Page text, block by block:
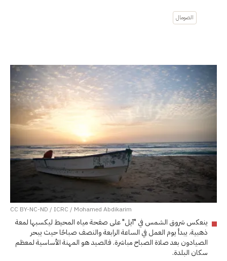
الصومال
CC BY-NC-ND / ICRC / Mohamed Abdikarim
ينعكس شروق الشمس في "آيل" على صفحة مياه المحيط ليكسبها لمعة
ذهبية. يبدأ يوم العمل في الساعة الرابعة والنصف صباحًا حيث يبحر
الصيادون بعد صلاة الصباح مباشرة. فالصيد هو المهنة الأساسية لمعظم
سكان البلدة.